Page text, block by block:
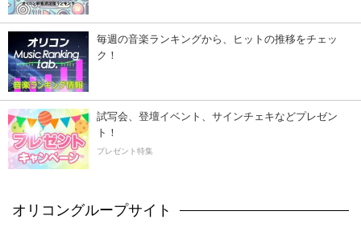
毎週の音楽ランキングから、ヒットの推移をチェッ
ク！
試写会、登壇イベント、サインチェキなどプレゼン
ト！
プレゼント特集
オリコングループサイト